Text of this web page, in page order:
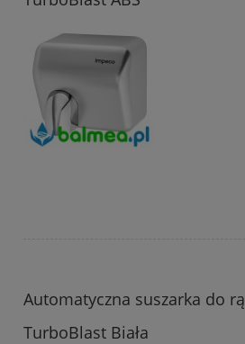
Automatyczna suszarka do
TurboBlast Biała